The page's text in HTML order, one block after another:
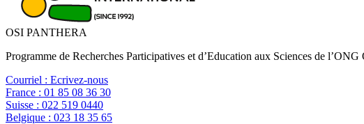
OSI PANTHERA
Programme de Recherches Participatives et d’Education aux Sciences de
Courriel : Ecrivez-nous
France : 01 85 08 36 30
Suisse : 022 519 0440
Belgique : 023 18 35 65